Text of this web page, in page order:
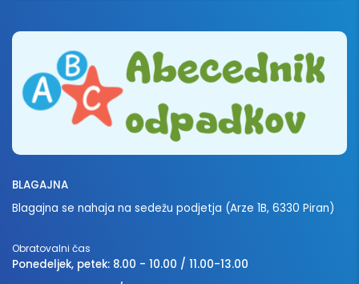
BLAGAJNA
Blagajna se nahaja na sedežu podjetja (Arze 1B, 6330 Piran)
Obratovalni čas
Ponedeljek, petek: 8.00 - 10.00 / 11.00-13.00